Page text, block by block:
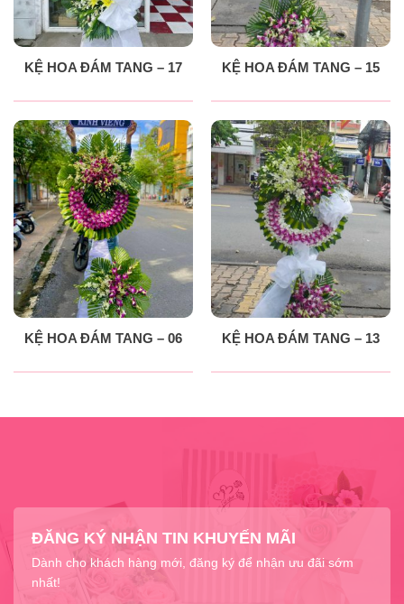
KỆ HOA ĐÁM TANG – 17 KỆ HOA ĐÁM TANG – 15
KỆ HOA ĐÁM TANG – 06 KỆ HOA ĐÁM TANG – 13
ĐĂNG KÝ NHẬN TIN KHUYẾN MÃI
Dành cho khách hàng mới, đăng ký để nhận ưu đãi sớm
nhất!